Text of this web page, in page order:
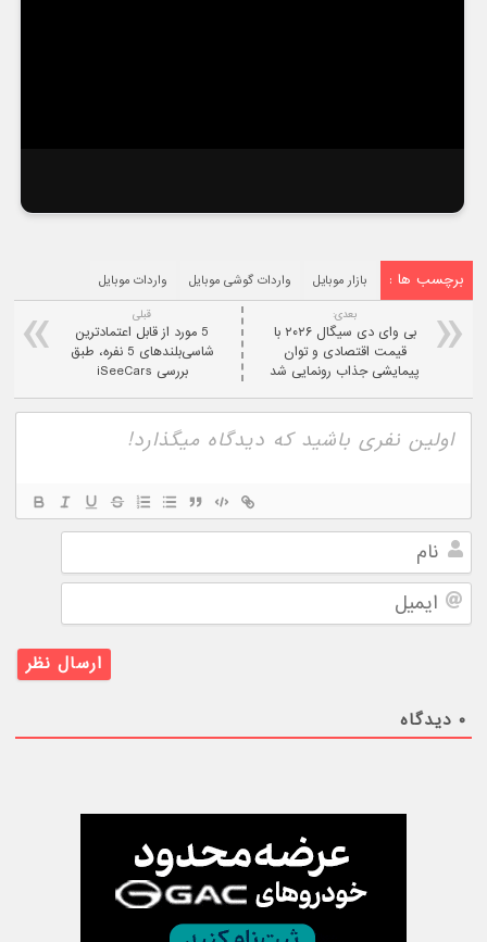
برچسب ها : بازار موبايل واردات گوشی موبایل واردات موبایل
قبلی
5 مورد از قابل اعتمادترین
شاسی‌بلندهای 5 نفره، طبق
بررسی iSeeCars
بعدی:
بی وای دی سیگال ۲۰۲۶ با
قیمت اقتصادی و توان
پیمایشی جذاب رونمایی شد
ایمیل
۰ دیدگاه